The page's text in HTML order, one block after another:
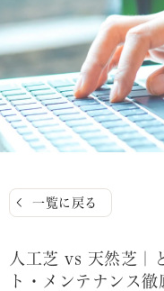
一覧に戻る
人工芝 vs 天然芝｜
ト・メンテナンス徹